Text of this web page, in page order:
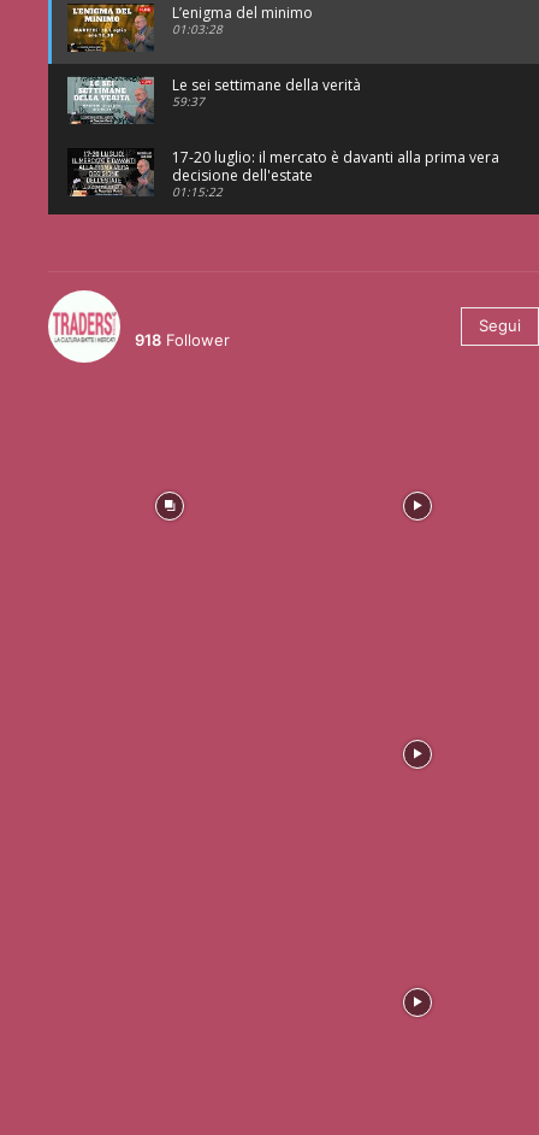
L’enigma del minimo
01:03:28
Le sei settimane della verità
59:37
17-20 luglio: il mercato è davanti alla prima vera
decisione dell'estate
01:15:22
918 Follower
Segui